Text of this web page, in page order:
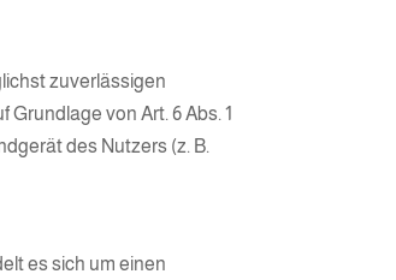
zuverlässigen
von Art. 6 Abs. 1
des Nutzers (z. B.
es sich um einen